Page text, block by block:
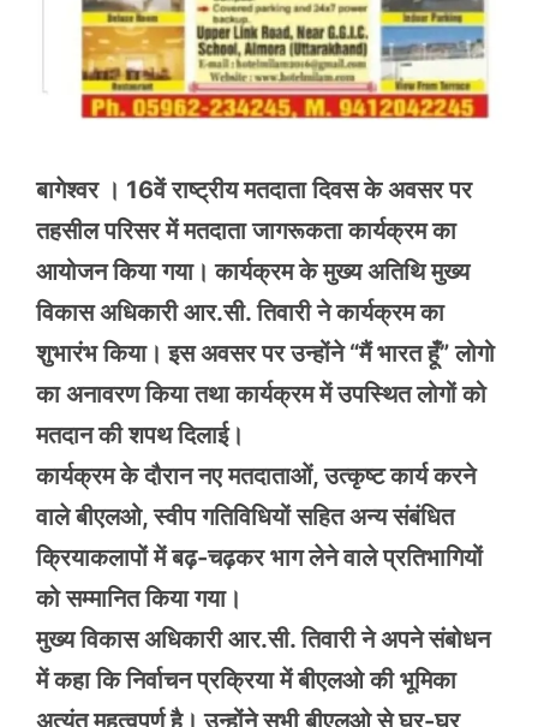
बागेश्वर । 16वें राष्ट्रीय मतदाता दिवस के अवसर पर
तहसील परिसर में मतदाता जागरूकता कार्यक्रम का
आयोजन किया गया। कार्यक्रम के मुख्य अतिथि मुख्य
विकास अधिकारी आर.सी. तिवारी ने कार्यक्रम का
शुभारंभ किया। इस अवसर पर उन्होंने “मैं भारत हूँ” लोगो
का अनावरण किया तथा कार्यक्रम में उपस्थित लोगों को
मतदान की शपथ दिलाई।
कार्यक्रम के दौरान नए मतदाताओं, उत्कृष्ट कार्य करने
वाले बीएलओ, स्वीप गतिविधियों सहित अन्य संबंधित
क्रियाकलापों में बढ़-चढ़कर भाग लेने वाले प्रतिभागियों
को सम्मानित किया गया।
मुख्य विकास अधिकारी आर.सी. तिवारी ने अपने संबोधन
में कहा कि निर्वाचन प्रक्रिया में बीएलओ की भूमिका
अत्यंत महत्वपूर्ण है। उन्होंने सभी बीएलओ से घर-घर